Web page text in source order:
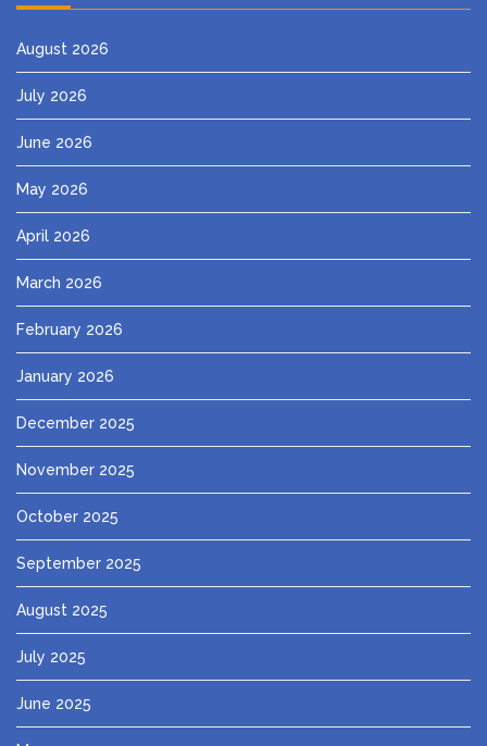
August 2026
July 2026
June 2026
May 2026
April 2026
March 2026
February 2026
January 2026
December 2025
November 2025
October 2025
September 2025
August 2025
July 2025
June 2025